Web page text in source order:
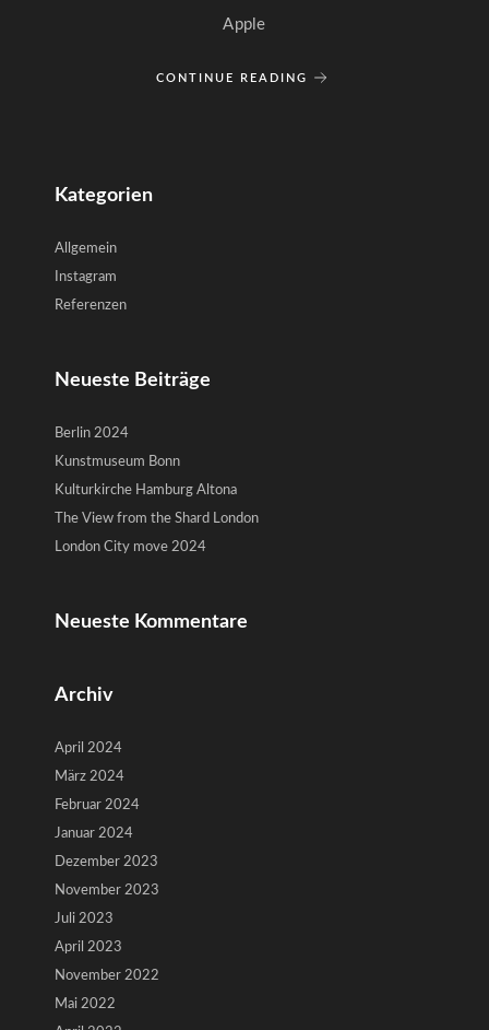
Apple
CONTINUE READING
Kategorien
Allgemein
Instagram
Referenzen
Neueste Beiträge
Berlin 2024
Kunstmuseum Bonn
Kulturkirche Hamburg Altona
The View from the Shard London
London City move 2024
Neueste Kommentare
Archiv
April 2024
März 2024
Februar 2024
Januar 2024
Dezember 2023
November 2023
Juli 2023
April 2023
November 2022
Mai 2022